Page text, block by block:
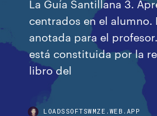
La Guía Santillana 3.
centrados en el alumno.
anotada para el
está constituida por la
libro del
LOADSSOFTSWMZE.WEB.APP